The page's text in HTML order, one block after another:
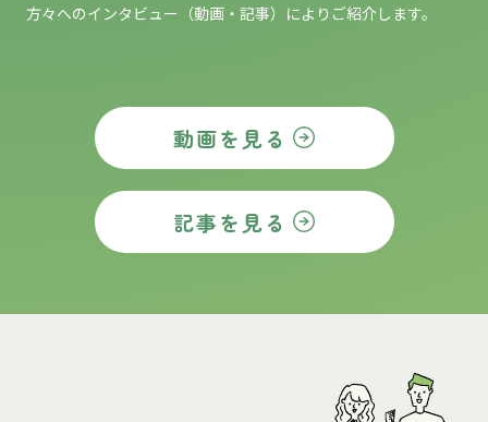
方々へのインタビュー（動画・記事）によりご紹介します。
動画を見る
記事を見る